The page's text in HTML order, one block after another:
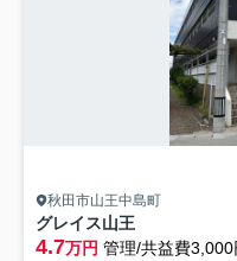
秋田市山王中島町
グレイス山王
4.7万円 管理/共益費3,000